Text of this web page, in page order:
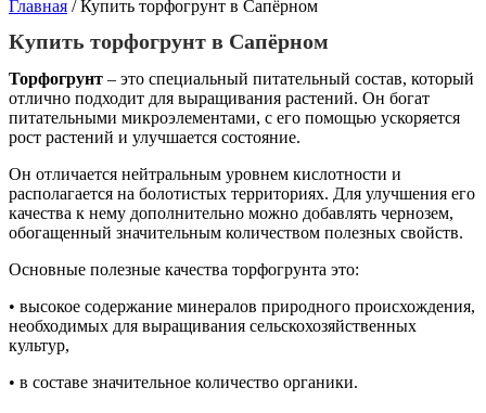
Главная /Купить торфогрунт в Сапёрном
Купить торфогрунт в Сапёрном
Торфогрунт – это специальный питательный состав, который
отлично подходит для выращивания растений. Он богат
питательными микроэлементами, с его помощью ускоряется
рост растений и улучшается состояние.
Он отличается нейтральным уровнем кислотности и
располагается на болотистых территориях. Для улучшения его
качества к нему дополнительно можно добавлять чернозем,
обогащенный значительным количеством полезных свойств.
Основные полезные качества торфогрунта это:
• высокое содержание минералов природного происхождения,
необходимых для выращивания сельскохозяйственных
культур,
• в составе значительное количество органики.